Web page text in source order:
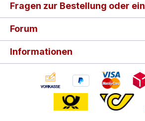
Fragen zur Bestellung oder
Forum
Informationen